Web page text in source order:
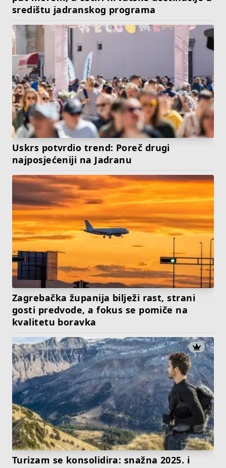
središtu jadranskog programa
Uskrs potvrdio trend: Poreč drugi
najposjećeniji na Jadranu
Zagrebačka županija bilježi rast, strani
gosti predvode, a fokus se pomiče na
kvalitetu boravka
Turizam se konsolidira: snažna 2025. i